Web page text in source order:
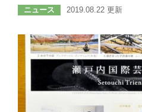
ニュース 2019.08.22 更新